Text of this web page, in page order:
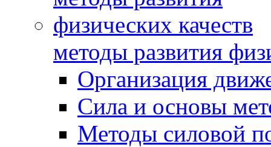
методы развития
Организация
Сила и основы
Методы силовой